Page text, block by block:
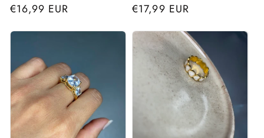
Regular
€16,99 EUR
Regular
€17,99 EUR